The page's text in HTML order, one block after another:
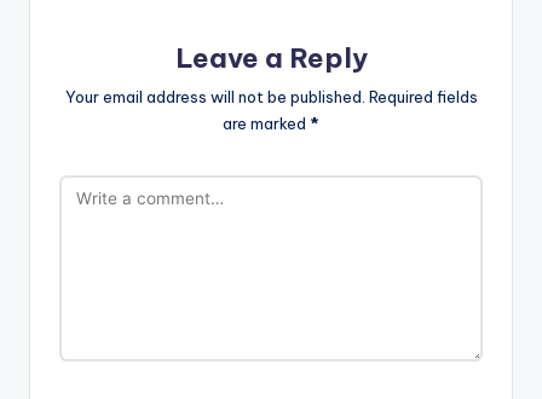
Leave a Reply
Your email address will not be published. Required fields
are marked *